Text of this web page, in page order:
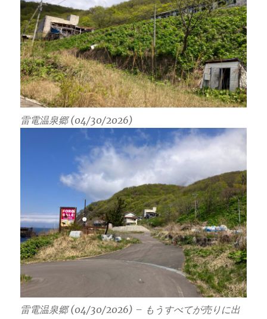
雷電温泉郷 (04/30/2026)
雷電温泉郷 (04/30/2026) – もうすべてが売りに出